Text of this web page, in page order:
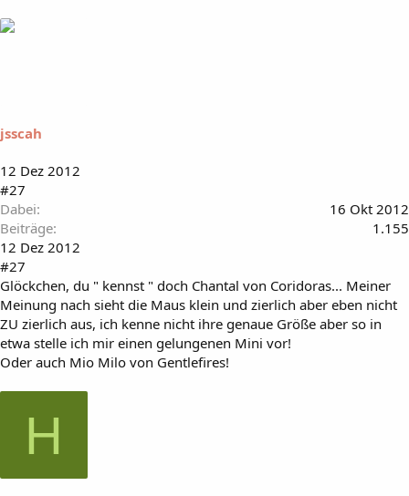
jsscah
12 Dez 2012
#27
Dabei
16 Okt 2012
Beiträge
1.155
12 Dez 2012
#27
Glöckchen, du " kennst " doch Chantal von Coridoras... Meiner
Meinung nach sieht die Maus klein und zierlich aber eben nicht
ZU zierlich aus, ich kenne nicht ihre genaue Größe aber so in
etwa stelle ich mir einen gelungenen Mini vor!
Oder auch Mio Milo von Gentlefires!
H